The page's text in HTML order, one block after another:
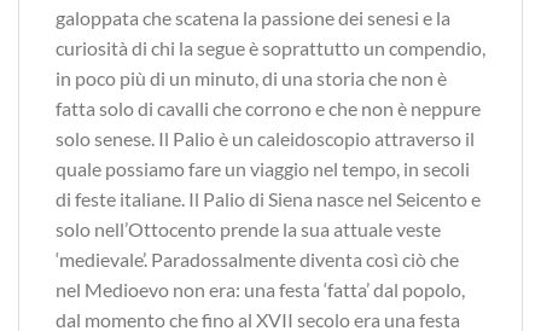
galoppata che scatena la passione dei senesi e la
curiosità di chi la segue è soprattutto un compendio,
in poco più di un minuto, di una storia che non è
fatta solo di cavalli che corrono e che non è neppure
solo senese. Il Palio è un caleidoscopio attraverso il
quale possiamo fare un viaggio nel tempo, in secoli
di feste italiane. Il Palio di Siena nasce nel Seicento e
solo nell’Ottocento prende la sua attuale veste
‘medievale’. Paradossalmente diventa così ciò che
nel Medioevo non era: una festa ‘fatta’ dal popolo,
dal momento che fino al XVII secolo era una festa